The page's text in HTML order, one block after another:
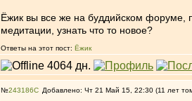
Ёжик вы все же на буддийском форуме,
медитации, узнать что то новое?
Ответы на этот пост: Ёжик
№243186 Добавлено: Чт 21 Май 15, 22:30 (11 лет